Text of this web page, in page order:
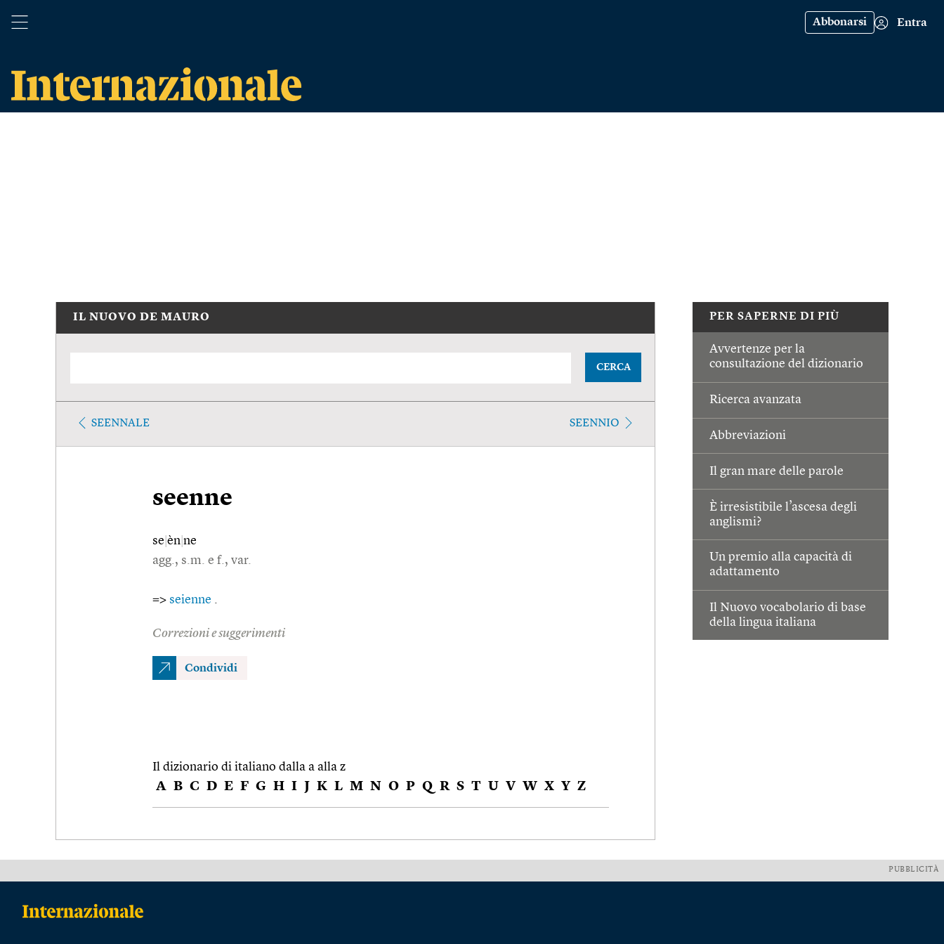
Abbonarsi Entra
PER SAPERNE DI PIÙ
Avvertenze per la
consultazione del dizionario
Ricerca avanzata
Abbreviazioni
Il gran mare delle parole
È irresistibile l’ascesa degli
anglismi?
Un premio alla capacità di
adattamento
Il Nuovo vocabolario di base
della lingua italiana
IL NUOVO DE MAURO
CERCA
SEENNALE SEENNIO
seenne
se èn ne
agg., s.m. e f., var.
=> seienne .
Correzioni e suggerimenti
Condividi
Il dizionario di italiano dalla a alla z
A B C D E F G H I J K L M N O P Q R S T U V W X Y Z
PUBBLICITÀ